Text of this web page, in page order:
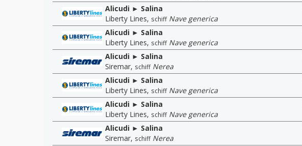
Alicudi ► Salina
Liberty Lines, schiff Nave generica
Alicudi ► Salina
Liberty Lines, schiff Nave generica
Alicudi ► Salina
Siremar, schiff Nerea
Alicudi ► Salina
Liberty Lines, schiff Nave generica
Alicudi ► Salina
Liberty Lines, schiff Nave generica
Alicudi ► Salina
Siremar, schiff Nerea